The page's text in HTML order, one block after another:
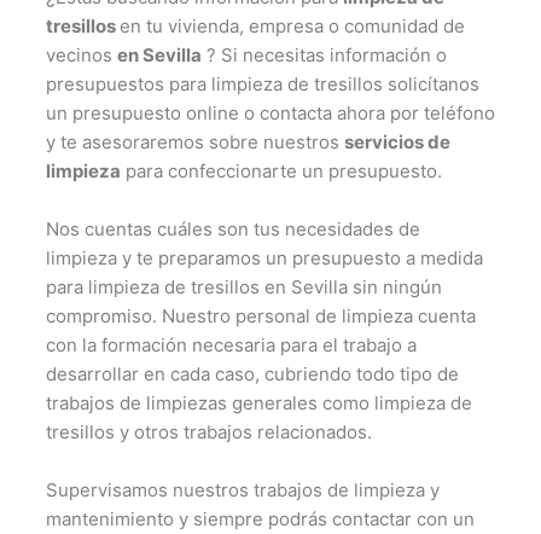
tresillos en tu vivienda, empresa o comunidad de
vecinos en Sevilla ? Si necesitas información o
presupuestos para limpieza de tresillos solicítanos
un presupuesto online o contacta ahora por teléfono
y te asesoraremos sobre nuestros servicios de
limpieza para confeccionarte un presupuesto.
Nos cuentas cuáles son tus necesidades de
limpieza y te preparamos un presupuesto a medida
para limpieza de tresillos en Sevilla sin ningún
compromiso. Nuestro personal de limpieza cuenta
con la formación necesaria para el trabajo a
desarrollar en cada caso, cubriendo todo tipo de
trabajos de limpiezas generales como limpieza de
tresillos y otros trabajos relacionados.
Supervisamos nuestros trabajos de limpieza y
mantenimiento y siempre podrás contactar con un